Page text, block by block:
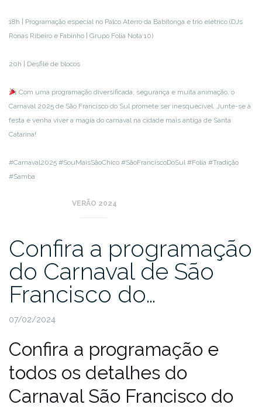
18h | Programação especial no Palco Aterro da Babitonga e trio elétrico (DJs
Ronas Ribeiro e Fabinho | Grupo Folia Nota 10)
20h | Desfile de blocos
Com uma programação diversificada, segurança e muita animação, o
Carnaval 2025 de São Francisco do Sul promete ser inesquecível. Junte-se à
festa e venha viver a magia do carnaval na cidade mais antiga de Santa
Catarina!
#Carnaval2025 #SouMaisSãoChico #SãoFranciscoDoSul #Folia #Tradição
#Samba
VERÃO 2024
Confira a programação
do Carnaval de São
Francisco do…
07/02/2024
Confira a programação e
todos os detalhes do
Carnaval São Francisco do